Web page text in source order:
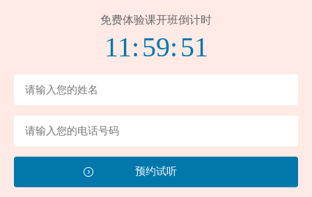
免费体验课开班倒计时
11: 59: 50